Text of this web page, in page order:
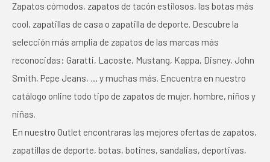
Zapatos cómodos, zapatos de tacón estilosos, las botas más
cool, zapatillas de casa o zapatilla de deporte. Descubre la
selección más amplia de zapatos de las marcas más
reconocidas: Garatti, Lacoste, Mustang, Kappa, Disney, John
Smith, Pepe Jeans, … y muchas más. Encuentra en nuestro
catálogo online todo tipo de zapatos de mujer, hombre, niños y
niñas.
En nuestro Outlet encontraras las mejores ofertas de zapatos,
zapatillas de deporte, botas, botines, sandalias, deportivas,